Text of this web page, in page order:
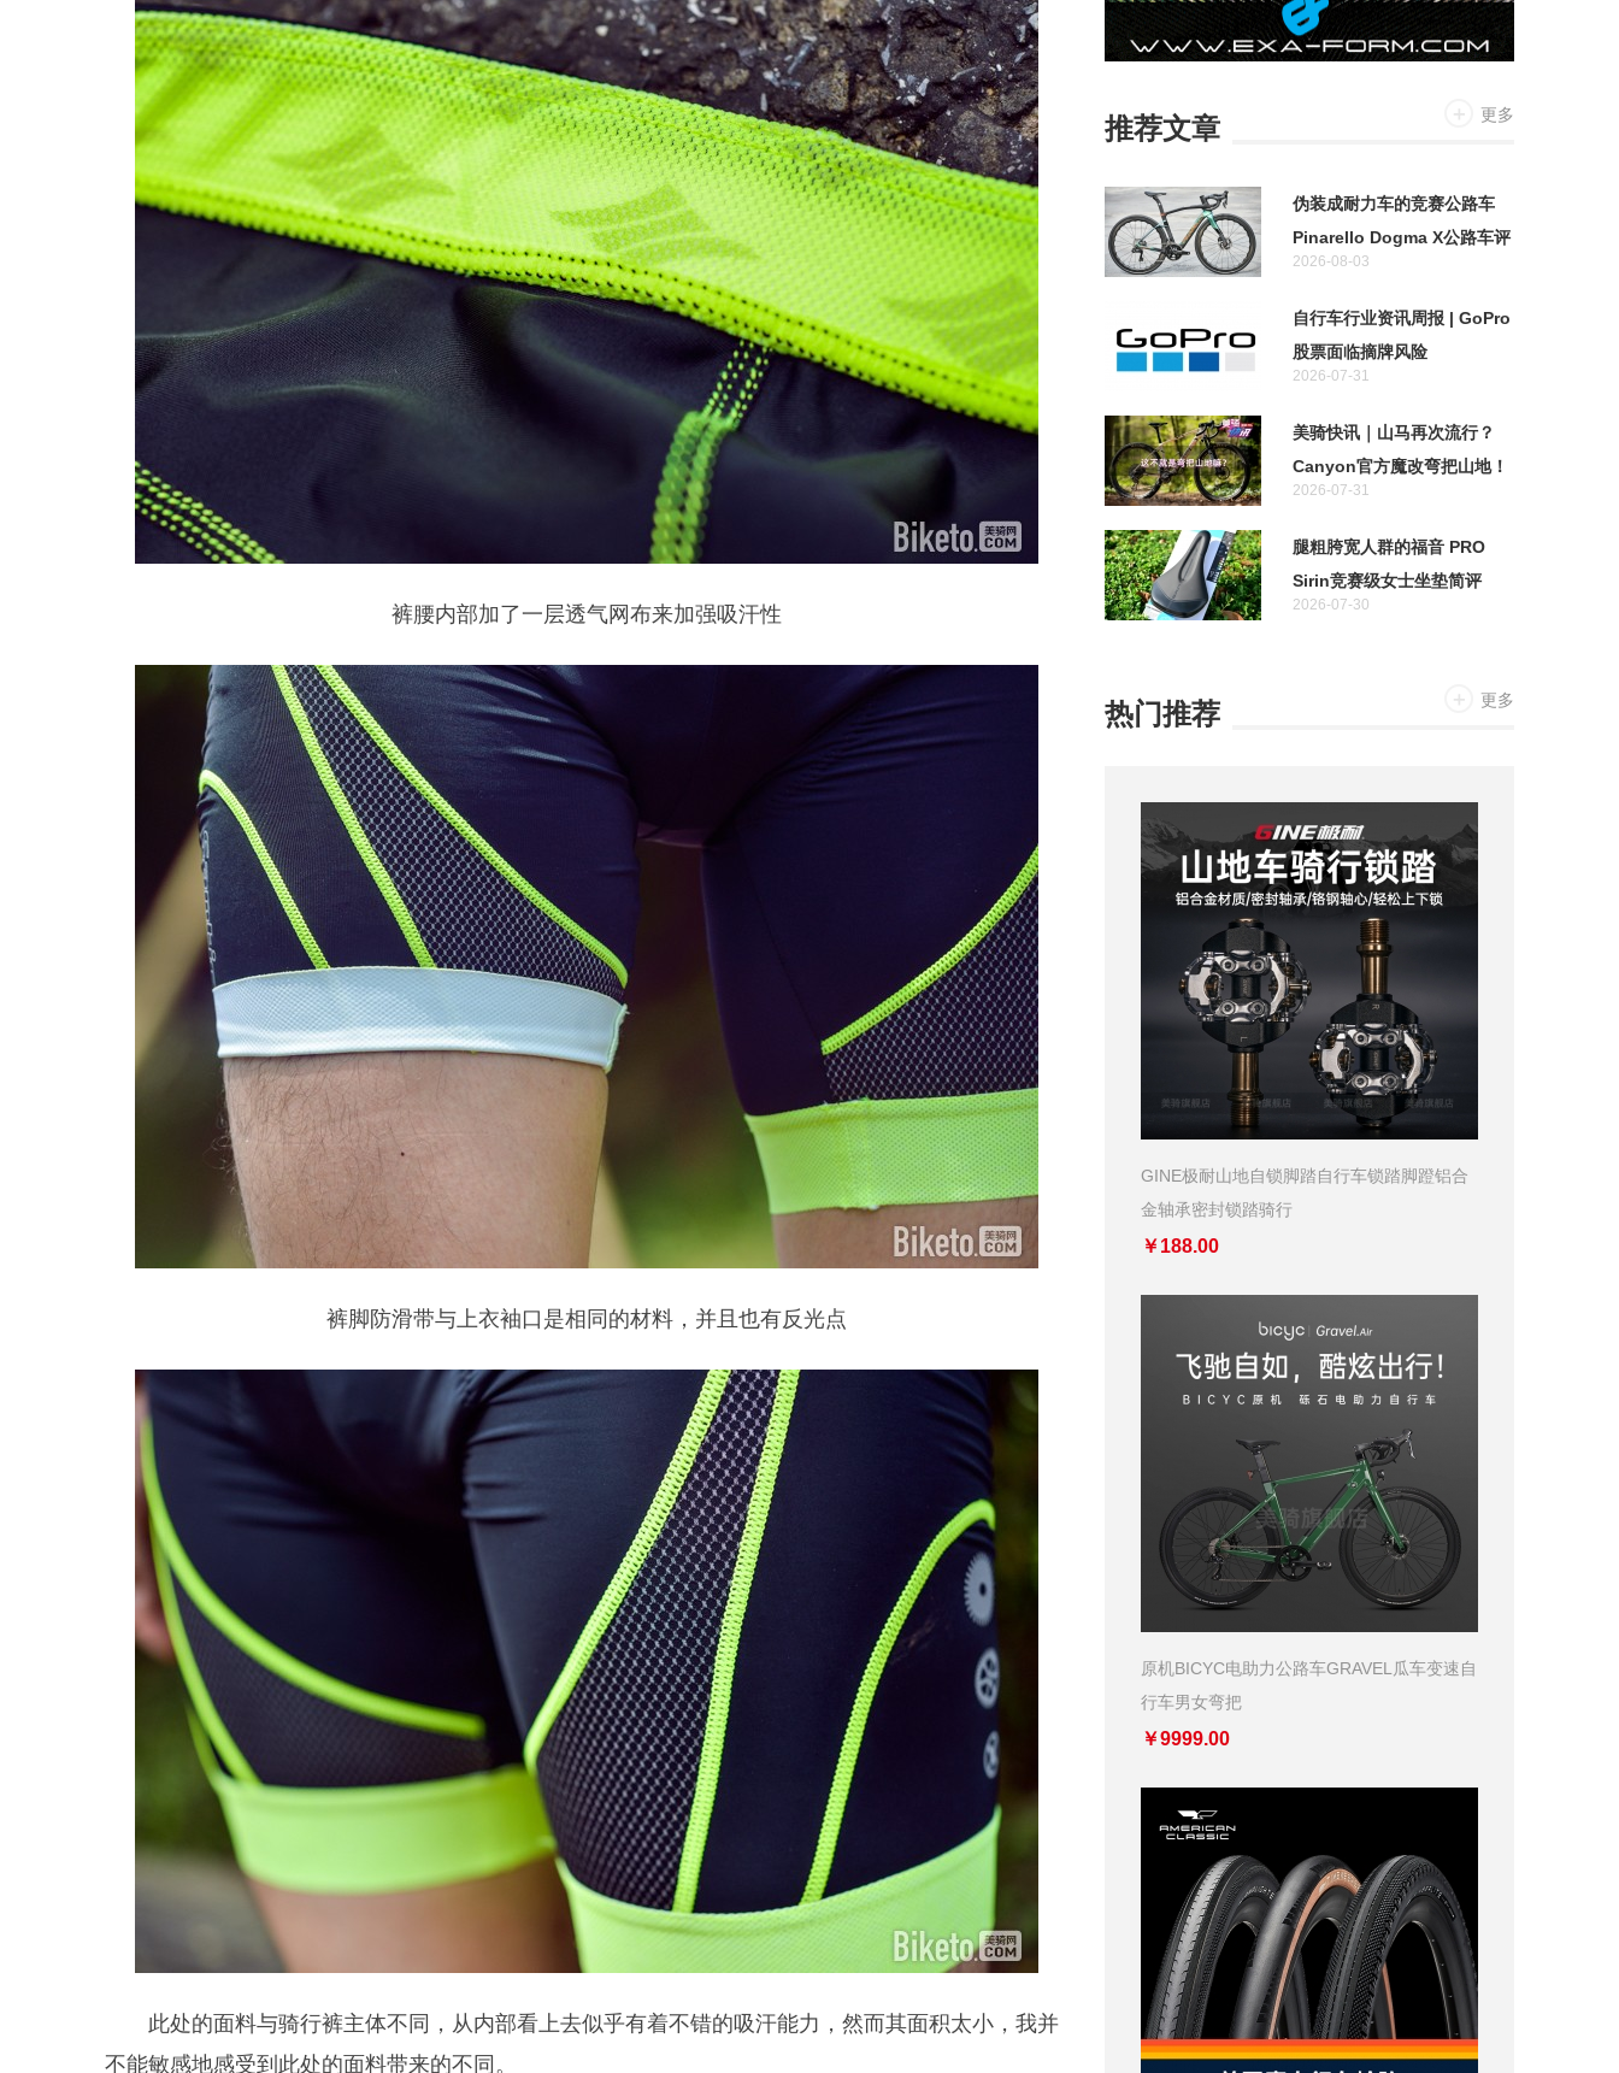
裤腰内部加了一层透气网布来加强吸汗性
裤脚防滑带与上衣袖口是相同的材料，并且也有反光点
此处的面料与骑行裤主体不同，从内部看上去似乎有着不错的吸汗能力，然而其面积太小，我并
不能敏感地感受到此处的面料带来的不同。
推荐文章 更多
伪装成耐力车的竞赛公路车
Pinarello Dogma X公路车评
测
2026-08-03
自行车行业资讯周报 | GoPro
股票面临摘牌风险
2026-07-31
美骑快讯｜山马再次流行？
Canyon官方魔改弯把山地！
特斯拉首款两轮车居然不是电
2026-07-31
腿粗胯宽人群的福音 PRO
Sirin竞赛级女士坐垫简评
2026-07-30
热门推荐 更多
GINE极耐山地自锁脚踏自行车锁踏脚蹬铝合
金轴承密封锁踏骑行
￥188.00
原机BICYC电助力公路车GRAVEL瓜车变速自
行车男女弯把
￥9999.00